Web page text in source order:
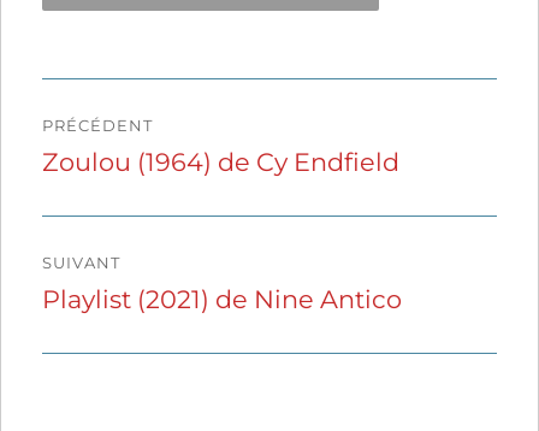
de
PRÉCÉDENT
Publication
Zoulou (1964) de Cy Endfield
SUIVANT
Publication
Playlist (2021) de Nine Antico